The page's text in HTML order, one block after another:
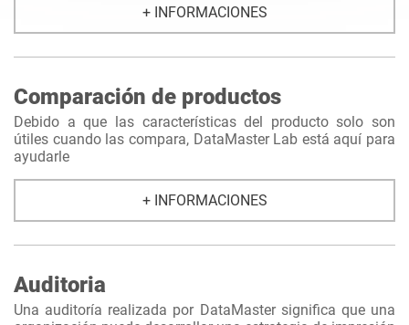
+ INFORMACIONES
Comparación de productos
Debido a que las características del producto solo son
útiles cuando las compara, DataMaster Lab está aquí para
ayudarle
+ INFORMACIONES
Auditoria
Una auditoría realizada por DataMaster significa que una